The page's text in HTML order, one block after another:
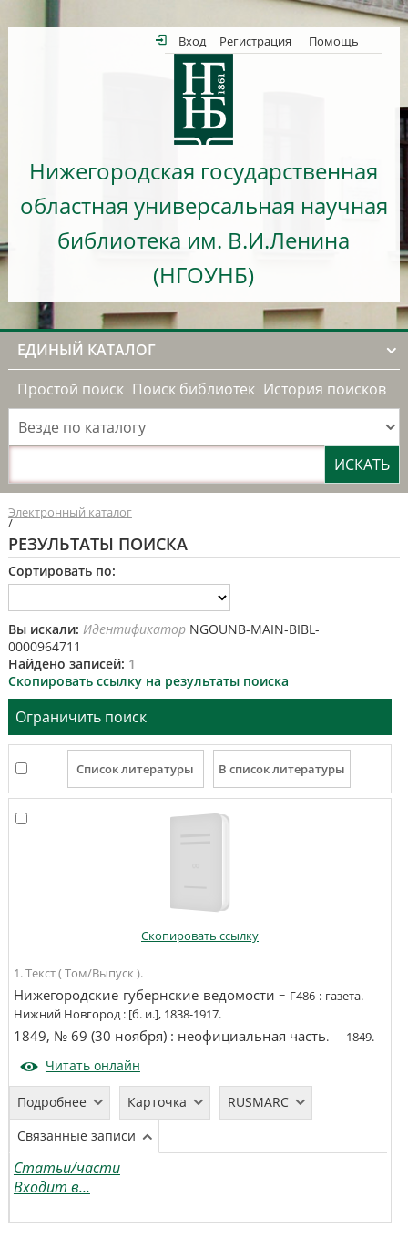
Вход Регистрация Помощь
Нижегородская государственная
областная универсальная научная
библиотека им. В.И.Ленина
(НГОУНБ)
ЕДИНЫЙ КАТАЛОГ
Простой поиск Поиск библиотек История поисков
Везде по каталогу
Электронный каталог
/
РЕЗУЛЬТАТЫ ПОИСКА
Сортировать по:
Вы искали: ИдентификаторNGOUNB-MAIN-BIBL-
0000964711
Найдено записей: 1
Скопировать ссылку на результаты поиска
Ограничить поиск
Скопировать ссылку
1. Текст ( Том/Выпуск ).
Нижегородские губернские ведомости = Г486 : газета. —
Нижний Новгород:[б. и.],1838-1917.
1849, № 69 (30 ноября) : неофициальная часть. —1849.
Читать онлайн
Подробнее Карточка
RUSMARC
Связанные записи
Статьи/части
Входит в...